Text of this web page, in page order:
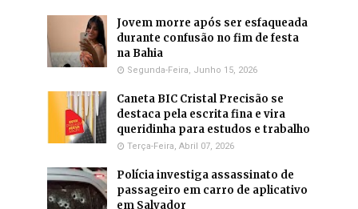
Jovem morre após ser esfaqueada
durante confusão no fim de festa
na Bahia
Segunda-Feira, Junho 15, 2026
Caneta BIC Cristal Precisão se
destaca pela escrita fina e vira
queridinha para estudos e trabalho
Terça-Feira, Abril 07, 2026
Polícia investiga assassinato de
passageiro em carro de aplicativo
em Salvador